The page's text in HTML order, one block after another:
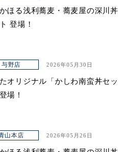
ほる浅利蕎麦・蕎麦屋の深川丼
登場！
与野店 2026年05月30日
オリジナル「かしわ南蛮丼セッ
場！
山本店 2026年05月26日